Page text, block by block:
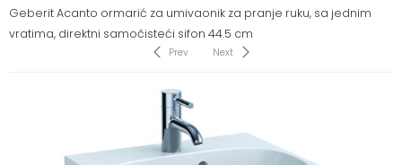
Geberit Acanto ormarić za umivaonik za pranje ruku, sa jednim
vratima, direktni samočisteći sifon 44.5 cm
Prev Next